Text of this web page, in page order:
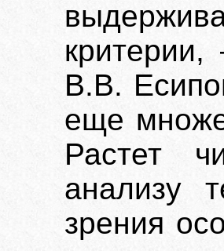
В.В.
еще
Растет
анализу
зрения